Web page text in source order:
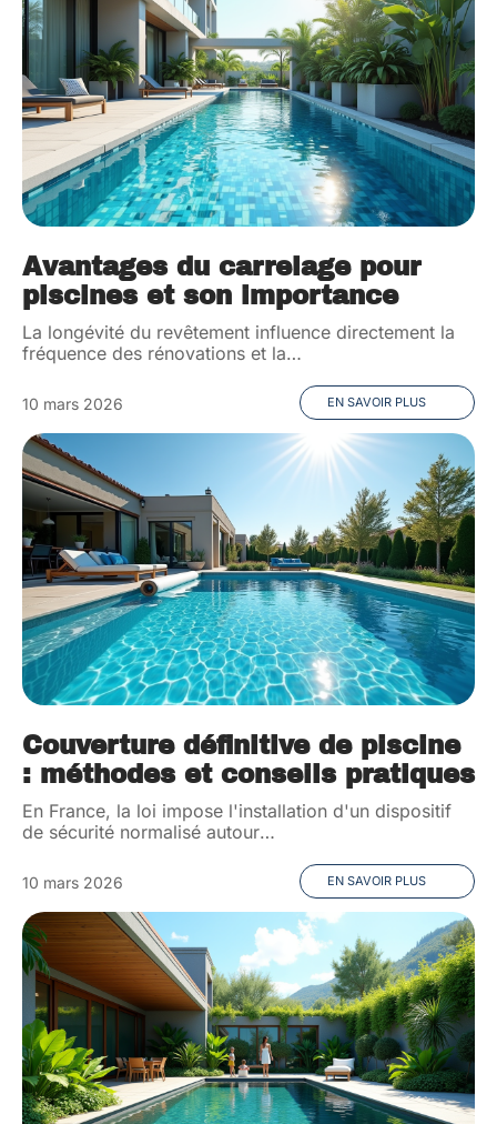
Avantages du carrelage pour
piscines et son importance
La longévité du revêtement influence directement la
fréquence des rénovations et la…
10 mars 2026 EN SAVOIR PLUS
Couverture définitive de piscine
: méthodes et conseils pratiques
En France, la loi impose l'installation d'un dispositif
de sécurité normalisé autour…
10 mars 2026 EN SAVOIR PLUS